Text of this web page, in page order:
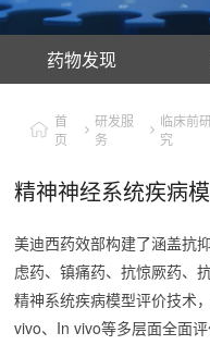
药物发现
首
页
研发服
务
临床前
究
精神神经系统疾病
美迪西药效部构建了涵盖抗
虑药、镇痛药、抗惊厥药、
精神系统疾病模型评价技术
vivo、In vivo等多层面全面评